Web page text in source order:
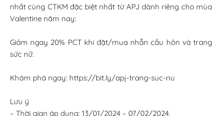
nhất cùng CTKM đặc biệt nhất từ APJ dành riêng cho mùa
Valentine năm nay:
Giảm ngay 20% PCT khi đặt/mua nhẫn cầu hôn và trang
sức nữ.
Khám phá ngay: https://bit.ly/apj-trang-suc-nu
Lưu ý
– Thời gian áp dụng: 13/01/2024 – 07/02/2024.